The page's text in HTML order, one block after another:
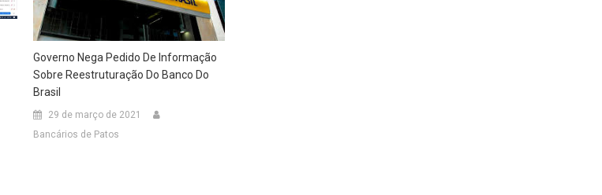
Governo Nega Pedido De Informação
Sobre Reestruturação Do Banco Do
Brasil
29 de março de 2021
Bancários de Patos